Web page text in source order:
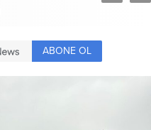
ABONE OL